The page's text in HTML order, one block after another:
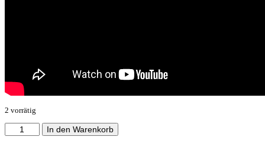
2 vorrätig
Sombre
Présage
In den Warenkorb